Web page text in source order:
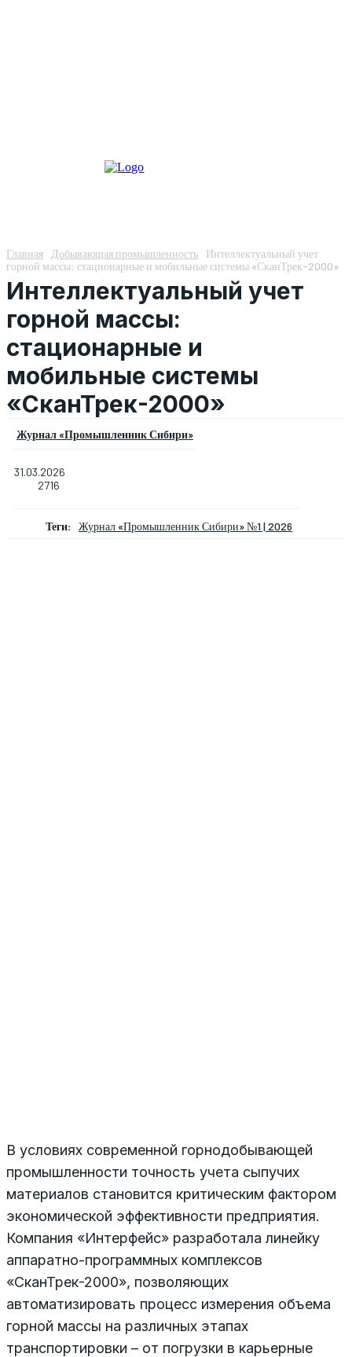
Главная Добывающая промышленность
Интеллектуальный учет
горной массы: стационарные и мобильные системы «СканТрек-2000»
Интеллектуальный учет
горной массы:
стационарные и
мобильные системы
«СканТрек-2000»
Журнал «Промышленник Сибири»
31.03.2026
2716
Теги: Журнал «Промышленник Сибири» №1 | 2026
В условиях современной горнодобывающей
промышленности точность учета сыпучих
материалов становится критическим фактором
экономической эффективности предприятия.
Компания «Интерфейс» разработала линейку
аппаратно-программных комплексов
«СканТрек-2000», позволяющих
автоматизировать процесс измерения объема
горной массы на различных этапах
транспортировки – от погрузки в карьерные